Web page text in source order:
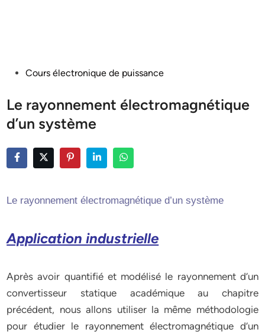
PostedCours électronique de puissance
Le rayonnement électromagnétique
d’un système
Le rayonnement électromagnétique d’un système
Application industrielle
Après avoir quantifié et modélisé le rayonnement d’un
convertisseur statique académique au chapitre
précédent, nous allons utiliser la même méthodologie
pour étudier le rayonnement électromagnétique d’un